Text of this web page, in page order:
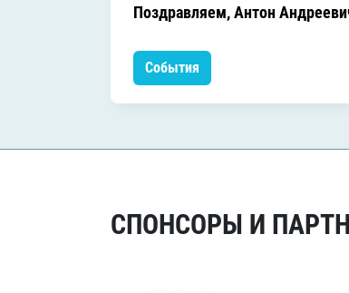
Поздравляем, Антон
События
СПОНСОРЫ И